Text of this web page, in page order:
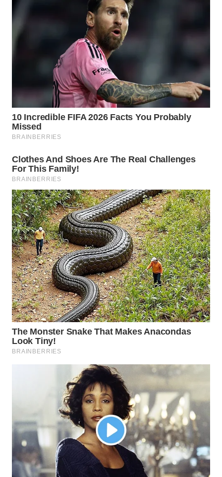
KEPULAUAN
SERIBU
WN
TANGERANG
WN
BINJAI
WN
CIREBON
WN
INDRAMAYU
WN
KUNINGAN
WN
MAJALENGKA
WN
SUBANG
PURWAKARTA
WN
PRIANGAN
TIMUR